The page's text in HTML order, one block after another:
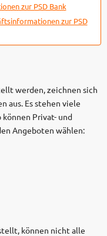
zur PSD Bank
zur PSD
werden, zeichnen sich
aus. Es stehen viele
Privat- und
Angeboten wählen:
können nicht alle